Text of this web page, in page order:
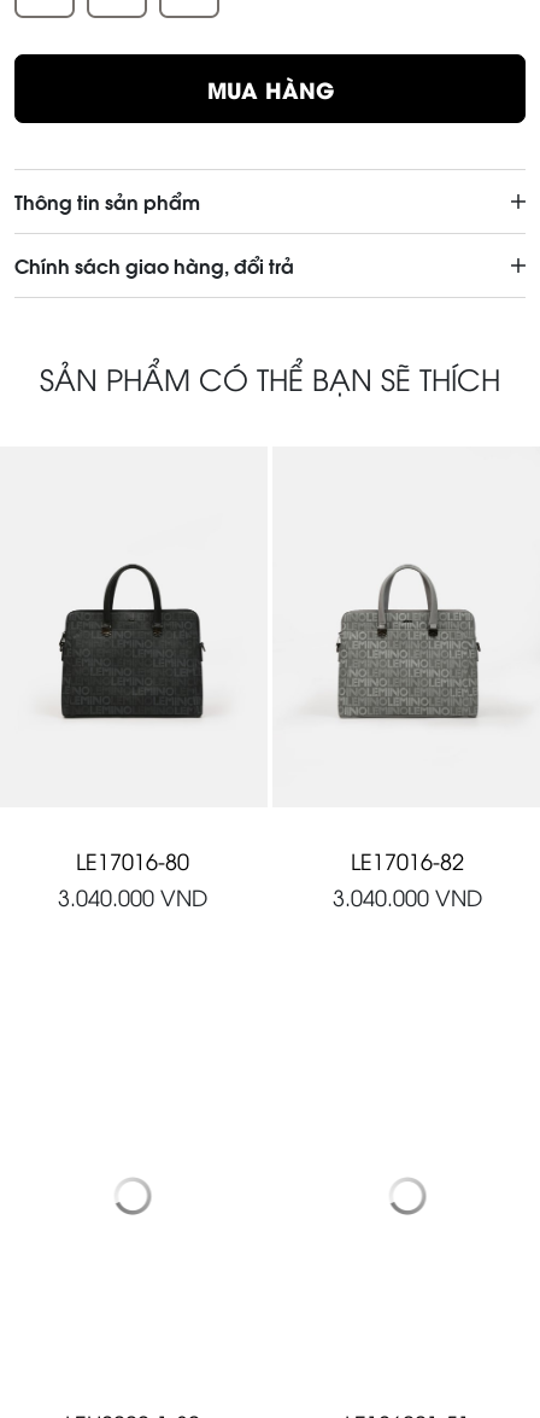
MUA HÀNG
Thông tin sản phẩm
Chính sách giao hàng, đổi trả
SẢN PHẨM CÓ THỂ BẠN SẼ THÍCH
LE17016-80
3.040.000 VND
LE17016-82
3.040.000 VND